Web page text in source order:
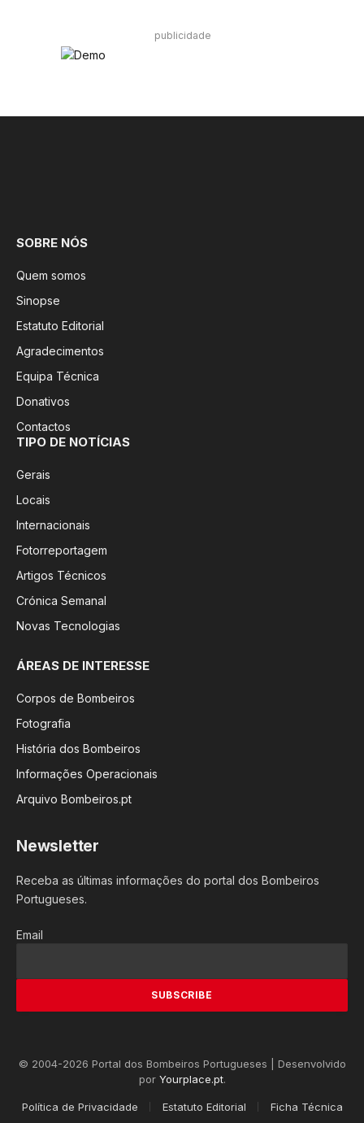
publicidade
SOBRE NÓS
Quem somos
Sinopse
Estatuto Editorial
Agradecimentos
Equipa Técnica
Donativos
Contactos
TIPO DE NOTÍCIAS
Gerais
Locais
Internacionais
Fotorreportagem
Artigos Técnicos
Crónica Semanal
Novas Tecnologias
ÁREAS DE INTERESSE
Corpos de Bombeiros
Fotografia
História dos Bombeiros
Informações Operacionais
Arquivo Bombeiros.pt
Newsletter
Receba as últimas informações do portal dos Bombeiros
Portugueses.
Email
© 2004-2026 Portal dos Bombeiros Portugueses | Desenvolvido
por Yourplace.pt.
Política de Privacidade Estatuto Editorial Ficha Técnica